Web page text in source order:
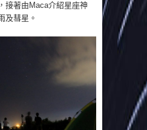
接著由Maca介紹星座神
及彗星。